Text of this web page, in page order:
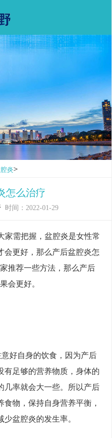
炎>
怎么治疗
时间：2022-01-29
家需把握，盆腔炎是女性常
会更好，那么产后盆腔炎怎
推荐一些方法，那么产后
会更好。
好自身的饮食，因为产后
有足够的营养物质，身体的
几率就会大一些。所以产后
物，保持自身营养平衡，
盆腔炎的发生率。